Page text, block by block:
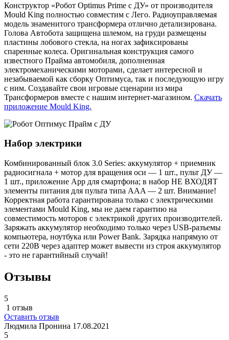
Конструктор «Робот Optimus Prime с ДУ» от производителя
Mould King полностью совместим с Лего. Радиоуправляемая
модель знаменитого трансформера отлично детализирована.
Голова Автобота защищена шлемом, на груди размещены
пластины лобового стекла, на ногах зафиксированы
спаренные колеса. Оригинальная конструкция самого
известного Прайма автомобиля, дополненная
электромеханическими моторами, сделает интересной и
незабываемой как сборку Оптимуса, так и последующую игру
с ним. Создавайте свои игровые сценарии из мира
Трансформеров вместе с нашим интернет-магазином. Скачать
приложение Mould King.
Набор электрики
Комбинированный блок 3.0 Series: аккумулятор + приемник
радиосигнала + мотор для вращения оси — 1 шт., пульт ДУ —
1 шт., приложение App для смартфона; в набор НЕ ВХОДЯТ
элементы питания для пульта типа AAA — 2 шт. Внимание!
Корректная работа гарантирована только с электрическими
элементами Mould King, мы не даем гарантию на
совместимость моторов с электрикой других производителей.
Заряжать аккумулятор необходимо только через USB-разъемы
компьютера, ноутбука или Power Bank. Зарядка напрямую от
сети 220В через адаптер может вывести из строя аккумулятор
- это не гарантийный случай!
Отзывы
5
1 отзыв
Оставить отзыв
Людмила Пронина 17.08.2021
5